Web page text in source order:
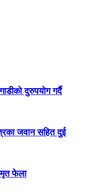
दुरुपयोग गर्दै
जवान सहित दुई
मृत फेला